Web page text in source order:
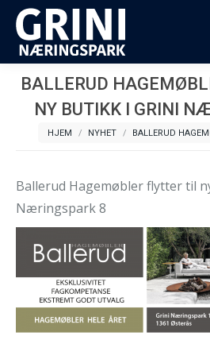
BALLERUD
NY BUTIKK I GRINI
You are here:
HJEM NYHET BALLERUD
Ballerud Hagemøbler flytter til
Næringspark 8